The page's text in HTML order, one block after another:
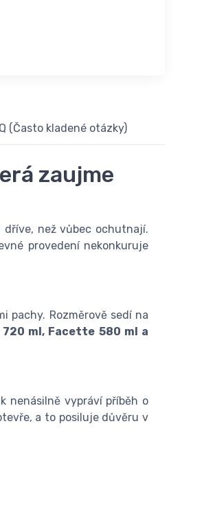
(Často kladené otázky)
zaujme
dříve, než vůbec ochutnají.
provedení nekonkuruje
pachy. Rozměrově sedí na
ml, Facette 580 ml a
nenásilně vypráví příběh o
a to posiluje důvěru v